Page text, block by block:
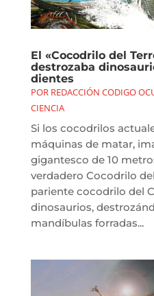
El «Cocodrilo del
destrozaba
dientes
POR REDACCIÓN CODIGO
CIENCIA
Si los cocodrilos
máquinas de matar,
gigantesco de 10
verdadero Cocodrilo
pariente cocodrilo del
dinosaurios,
mandíbulas forradas...